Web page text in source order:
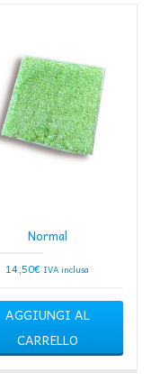
Normal
14,50€ IVA inclusa
AGGIUNGI AL
CARRELLO